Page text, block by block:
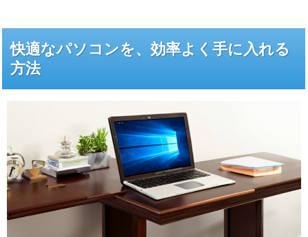
快適なパソコンを、効率よく手に入れる
方法